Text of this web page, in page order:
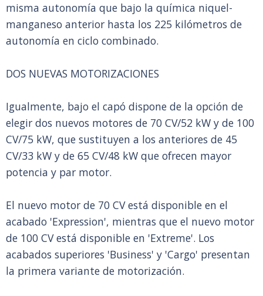
misma autonomía que bajo la química niquel-
manganeso anterior hasta los 225 kilómetros de
autonomía en ciclo combinado.
DOS NUEVAS MOTORIZACIONES
Igualmente, bajo el capó dispone de la opción de
elegir dos nuevos motores de 70 CV/52 kW y de 100
CV/75 kW, que sustituyen a los anteriores de 45
CV/33 kW y de 65 CV/48 kW que ofrecen mayor
potencia y par motor.
El nuevo motor de 70 CV está disponible en el
acabado 'Expression', mientras que el nuevo motor
de 100 CV está disponible en 'Extreme'. Los
acabados superiores 'Business' y 'Cargo' presentan
la primera variante de motorización.